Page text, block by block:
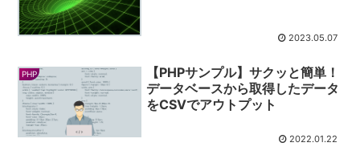
2023.05.07
PHP
【PHPサンプル】サクッと簡単！
データベースから取得したデータ
をCSVでアウトプット
2022.01.22